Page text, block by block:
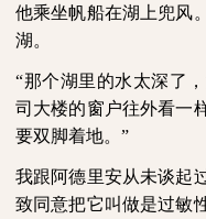
他乘坐帆船在湖上兜风
湖。
“那个湖里的水太深了
司大楼的窗户往外看一
要双脚着地。”
我跟阿德里安从未谈起
致同意把它叫做是过敏